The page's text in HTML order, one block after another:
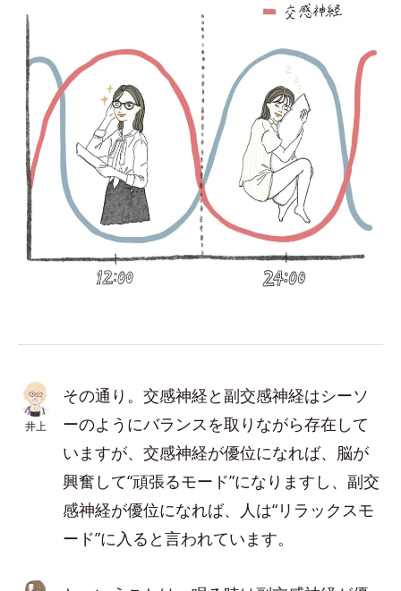
井上
その通り。交感神経と副交感神経はシーソ
ーのようにバランスを取りながら存在して
いますが、交感神経が優位になれば、脳が
興奮して“頑張るモード”になりますし、副交
感神経が優位になれば、人は“リラックスモ
ード”に入ると言われています。